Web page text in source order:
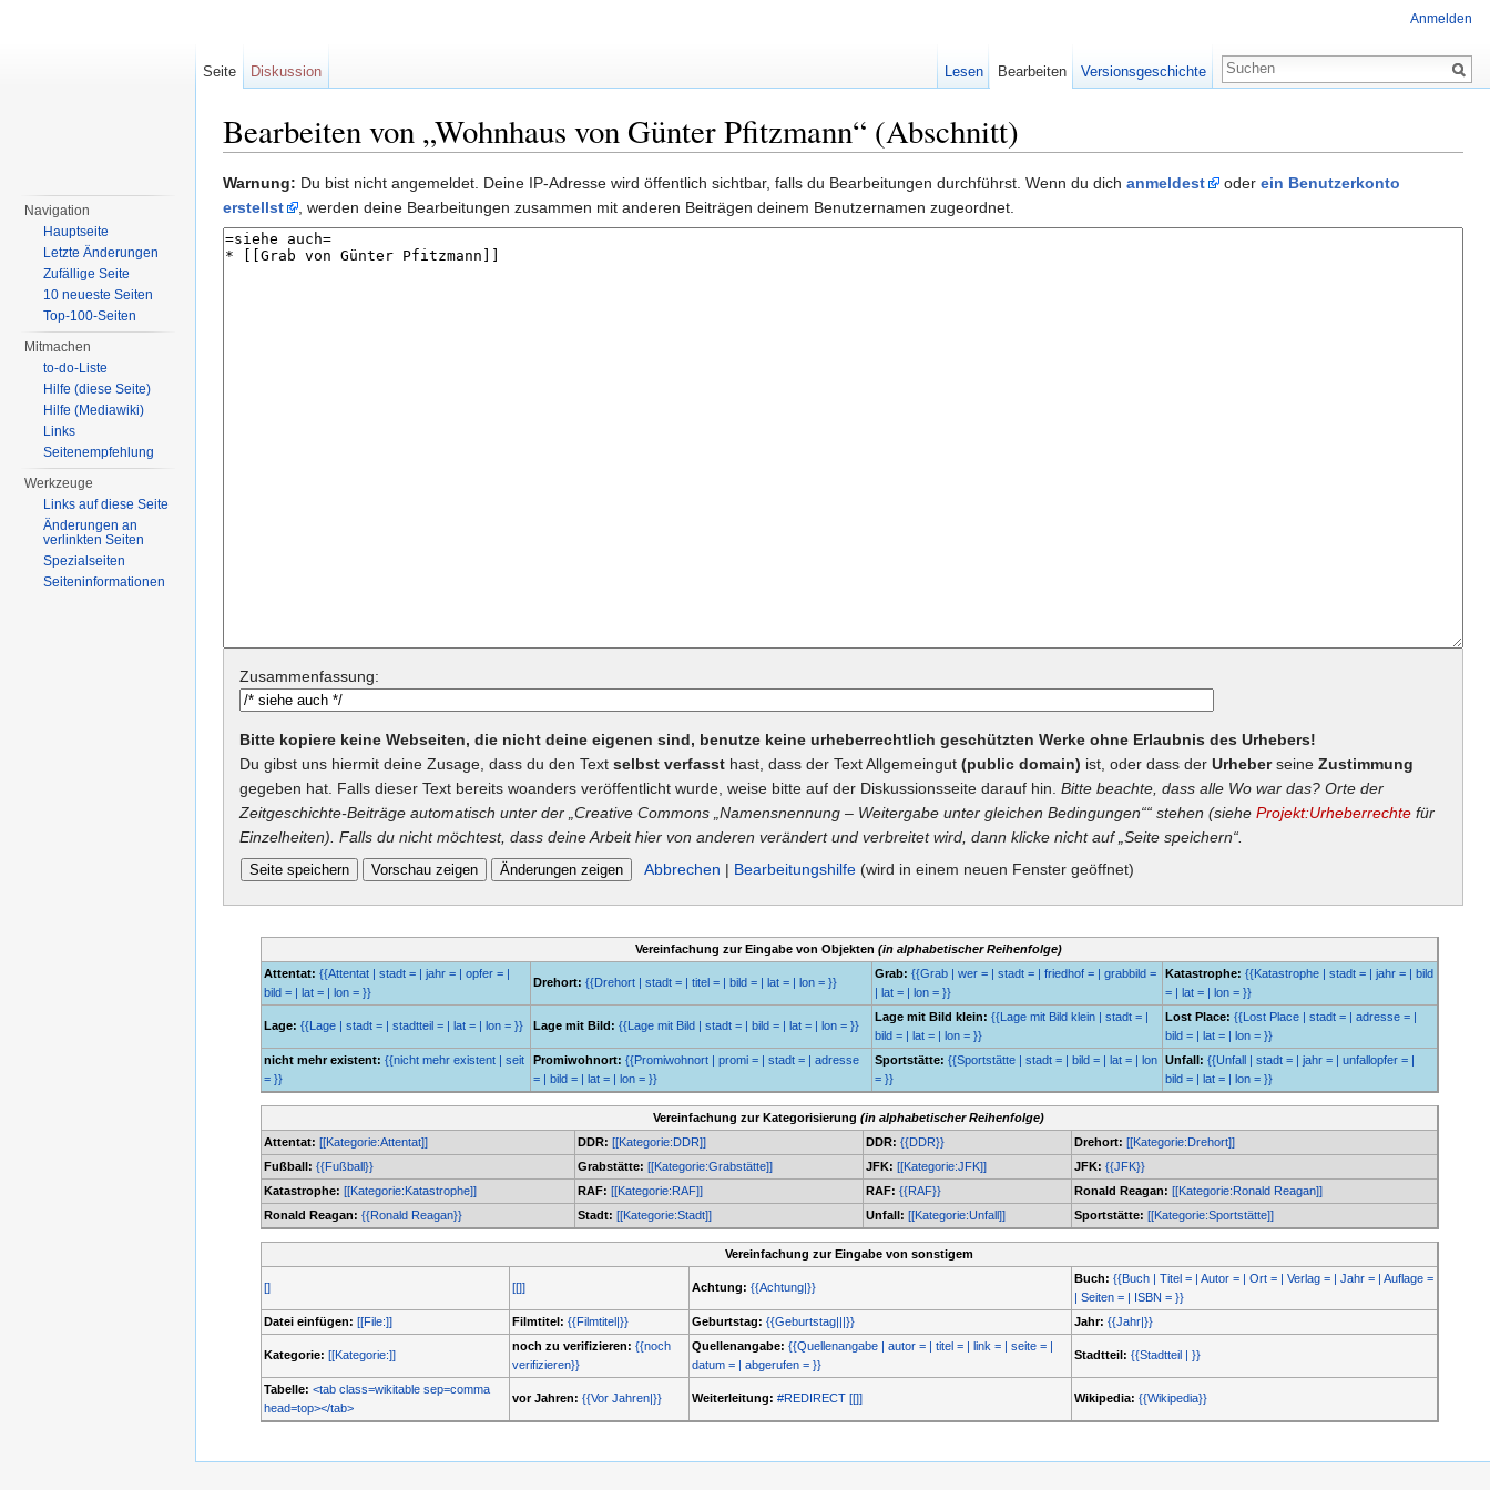
Bearbeiten von „Wohnhaus von Günter Pfitzmann“ (Abschnitt)
Warnung: Du bist nicht angemeldet. Deine IP-Adresse wird öffentlich sichtbar, falls du Bearbeitungen durchführst. Wenn du dich anmeldest oder ein Benutzerkonto
erstellst
, werden deine Bearbeitungen zusammen mit anderen Beiträgen deinem Benutzernamen zugeordnet.
Zusammenfassung:
Bitte kopiere keine Webseiten, die nicht deine eigenen sind, benutze keine urheberrechtlich geschützten Werke ohne Erlaubnis des Urhebers!
Du gibst uns hiermit deine Zusage, dass du den Text selbst verfasst hast, dass der Text Allgemeingut (public domain) ist, oder dass der Urheberseine Zustimmung
gegeben hat. Falls dieser Text bereits woanders veröffentlicht wurde, weise bitte auf der Diskussionsseite darauf hin. Bitte beachte, dass alle Wo war das? Orte der
Zeitgeschichte-Beiträge automatisch unter der „ Creative Commons „Namensnennung – Weitergabe unter gleichen Bedingungen““ stehen (siehe Projekt:Urheberrechte für
Einzelheiten). Falls du nicht möchtest, dass deine Arbeit hier von anderen verändert und verbreitet wird, dann klicke nicht auf „Seite speichern“.
Abbrechen | Bearbeitungshilfe (wird in einem neuen Fenster geöffnet)
Vereinfachung zur Eingabe von Objekten (in alphabetischer Reihenfolge)
Attentat: {{Attentat | stadt = | jahr = | opfer = |
bild = | lat = | lon = }}
Drehort: {{Drehort | stadt = | titel = | bild = | lat = | lon = }}
Grab: {{Grab | wer = | stadt = | friedhof = | grabbild =
| lat = | lon = }}
Katastrophe: {{Katastrophe | stadt = | jahr = | bild
= | lat = | lon = }}
Lage: {{Lage | stadt = | stadtteil = | lat = | lon = }} Lage mit Bild: {{Lage mit Bild | stadt = | bild = | lat = | lon = }}
Lage mit Bild klein: {{Lage mit Bild klein | stadt = |
bild = | lat = | lon = }}
Lost Place: {{Lost Place | stadt = | adresse = |
bild = | lat = | lon = }}
nicht mehr existent: {{nicht mehr existent | seit
= }}
Promiwohnort: {{Promiwohnort | promi = | stadt = | adresse
= | bild = | lat = | lon = }}
Sportstätte: {{Sportstätte | stadt = | bild = | lat = | lon
= }}
Unfall: {{Unfall | stadt = | jahr = | unfallopfer = |
bild = | lat = | lon = }}
Vereinfachung zur Kategorisierung (in alphabetischer Reihenfolge)
Attentat: [[Kategorie:Attentat]] DDR: [[Kategorie:DDR]] DDR: {{DDR}} Drehort: [[Kategorie:Drehort]]
Fußball: {{Fußball}} Grabstätte: [[Kategorie:Grabstätte]] JFK: [[Kategorie:JFK]] JFK: {{JFK}}
Katastrophe: [[Kategorie:Katastrophe]] RAF: [[Kategorie:RAF]] RAF: {{RAF}} Ronald Reagan: [[Kategorie:Ronald Reagan]]
Ronald Reagan: {{Ronald Reagan}} Stadt: [[Kategorie:Stadt]] Unfall: [[Kategorie:Unfall]] Sportstätte: [[Kategorie:Sportstätte]]
Vereinfachung zur Eingabe von sonstigem
[] [[]] Achtung: {{Achtung|}}
Buch: {{Buch | Titel = | Autor = | Ort = | Verlag = | Jahr = | Auflage =
| Seiten = | ISBN = }}
Datei einfügen: [[File:]] Filmtitel: {{Filmtitel|}} Geburtstag: {{Geburtstag|||}} Jahr: {{Jahr|}}
Kategorie: [[Kategorie:]]
noch zu verifizieren: {{noch
verifizieren}}
Quellenangabe: {{Quellenangabe | autor = | titel = | link = | seite = |
datum = | abgerufen = }}
Stadtteil: {{Stadtteil | }}
Tabelle: <tab class=wikitable sep=comma
head=top></tab>
vor Jahren: {{Vor Jahren|}} Weiterleitung: #REDIRECT [[]] Wikipedia: {{Wikipedia}}
Anmelden
Seite Diskussion Lesen Bearbeiten Versionsgeschichte
Navigation
Hauptseite
Letzte Änderungen
Zufällige Seite
10 neueste Seiten
Top-100-Seiten
Mitmachen
to-do-Liste
Hilfe (diese Seite)
Hilfe (Mediawiki)
Links
Seitenempfehlung
Werkzeuge
Links auf diese Seite
Änderungen an
verlinkten Seiten
Spezialseiten
Seiteninformationen